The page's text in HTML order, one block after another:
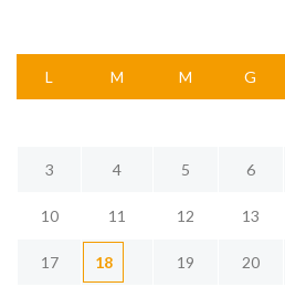
L M M G
3 4 5 6
10 11 12 13
17 18 19 20